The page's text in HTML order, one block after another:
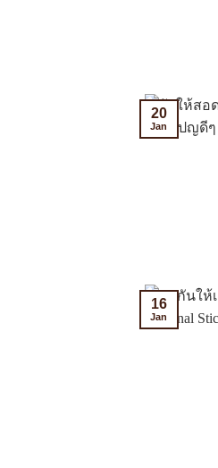
20
Jan
16
Jan